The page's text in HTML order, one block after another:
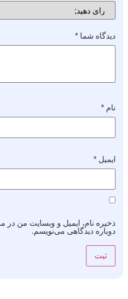
دیدگاه شما *
نام *
ایمیل *
ذخیره نام، ایمیل و وبسایت من در
دوباره دیدگاهی می‌نویسم.